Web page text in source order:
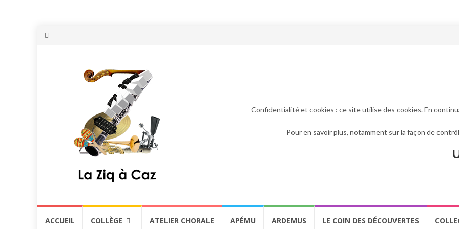
Confidentialité et cookies : ce site utilise des cookies. En
Pour en savoir plus, notamment sur la façon de
ACCUEIL COLLÈGE ATELIER CHORALE APÉMU ARDEMUS LE COIN DES DÉCOUVERTES